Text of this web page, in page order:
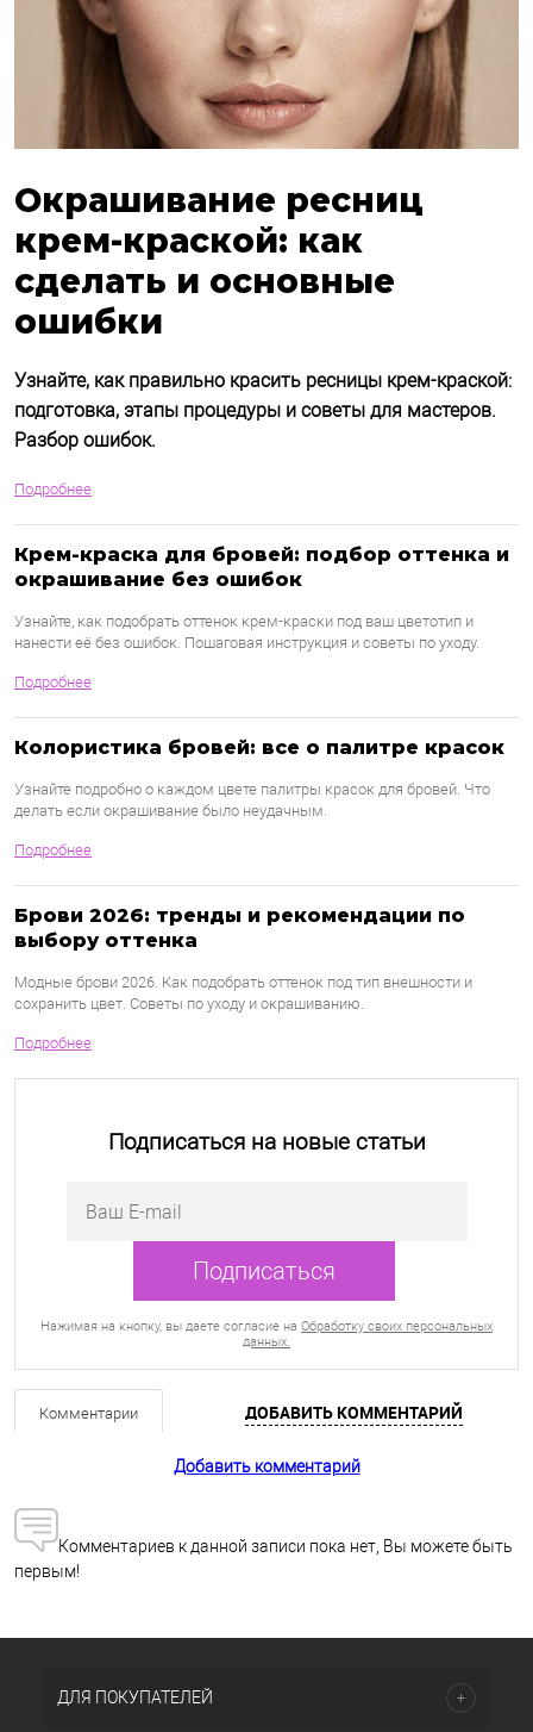
Окрашивание ресниц
крем-краской: как
сделать и основные
ошибки
Узнайте, как правильно красить ресницы крем-краской:
подготовка, этапы процедуры и советы для мастеров.
Разбор ошибок.
Подробнее
Крем-краска для бровей: подбор оттенка и
окрашивание без ошибок
Узнайте, как подобрать оттенок крем-краски под ваш цветотип и
нанести её без ошибок. Пошаговая инструкция и советы по уходу.
Подробнее
Колористика бровей: все о палитре красок
Узнайте подробно о каждом цвете палитры красок для бровей. Что
делать если окрашивание было неудачным.
Подробнее
Брови 2026: тренды и рекомендации по
выбору оттенка
Модные брови 2026. Как подобрать оттенок под тип внешности и
сохранить цвет. Советы по уходу и окрашиванию.
Подробнее
Подписаться на новые статьи
Нажимая на кнопку, вы даете согласие на Обработку своих персональных
данных.
Комментарии ДОБАВИТЬ КОММЕНТАРИЙ
Добавить комментарий
Комментариев к данной записи пока нет, Вы можете быть
первым!
ДЛЯ ПОКУПАТЕЛЕЙ